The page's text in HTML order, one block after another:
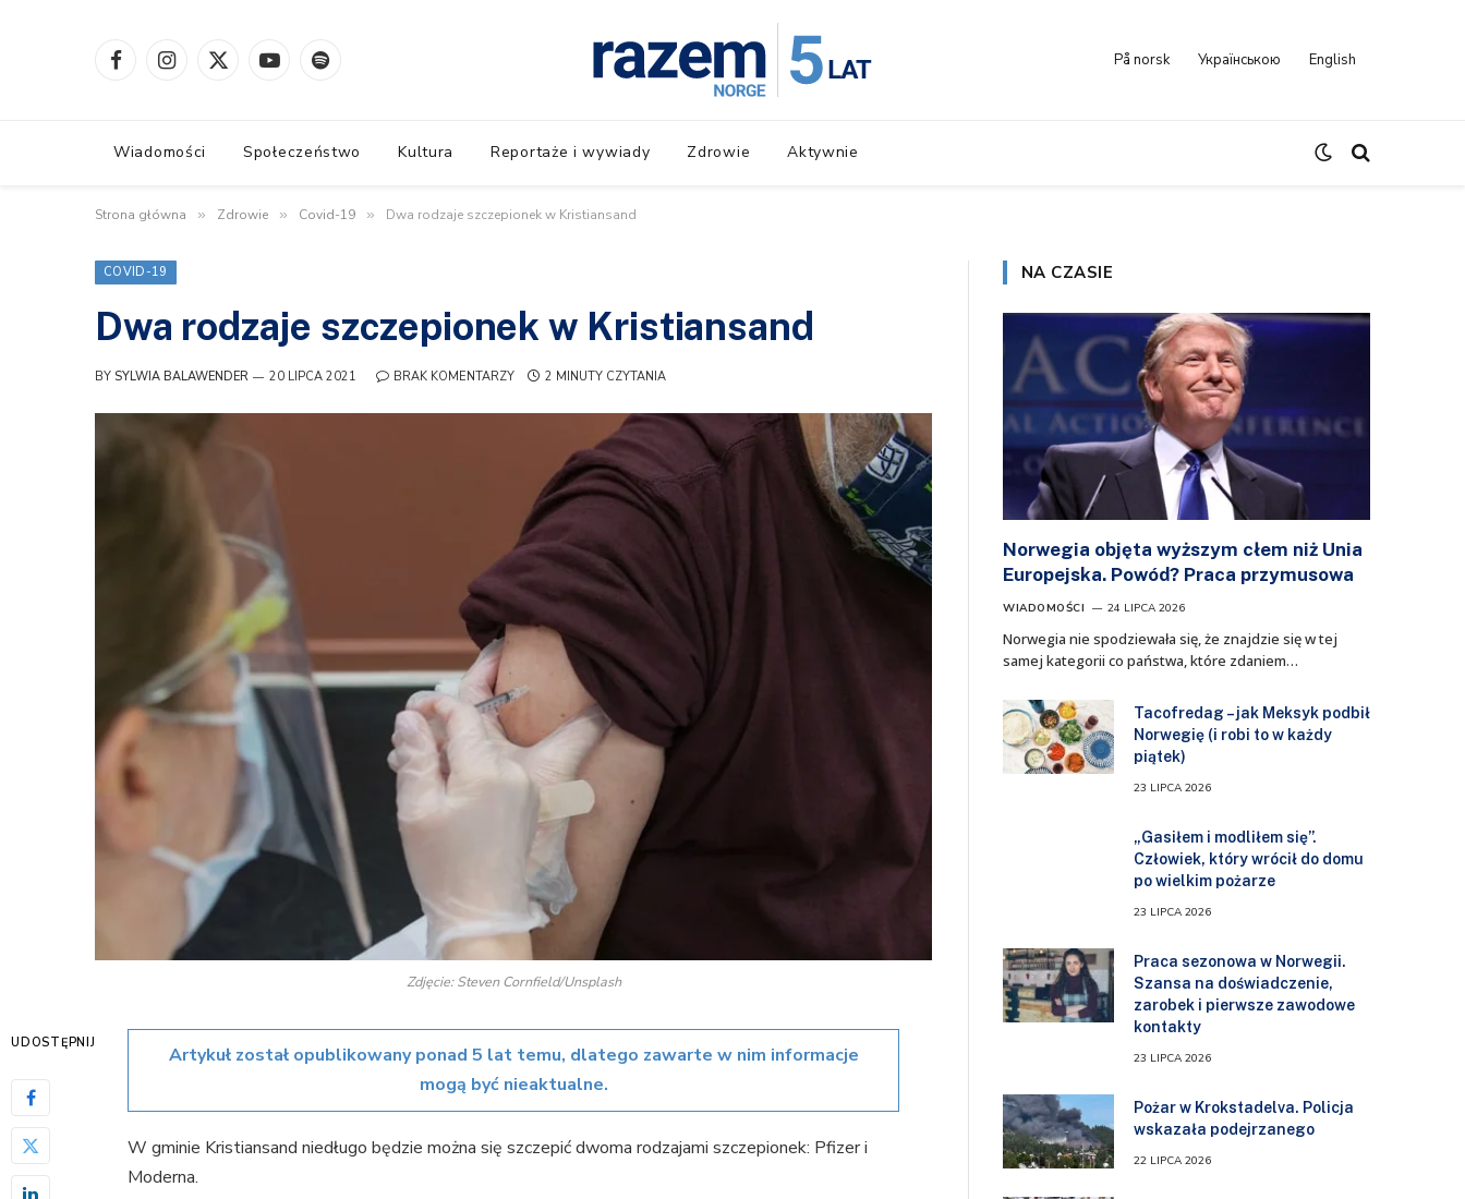
FacebookInstagram
X
YouTubeSpotify På norsk Українською English
Wiadomości Społeczeństwo Kultura Reportaże i wywiady Zdrowie Aktywnie
Strona główna » Zdrowie » Covid-19 » Dwa rodzaje szczepionek w Kristiansand
COVID-19
Dwa rodzaje szczepionek w Kristiansand
BY SYLWIA BALAWENDER 20 LIPCA 2021 BRAK KOMENTARZY 2 MINUTY CZYTANIA
Zdjęcie: Steven Cornfield/Unsplash
UDOSTĘPNIJ
Artykuł został opublikowany ponad 5 lat temu, dlatego zawarte w nim informacje
mogą być nieaktualne.
W gminie Kristiansand niedługo będzie można się szczepić dwoma rodzajami szczepionek: Pfizer i
Moderna.
NA CZASIE
Norwegia objęta wyższym cłem niż Unia
Europejska. Powód? Praca przymusowa
WIADOMOŚCI 24 LIPCA 2026
Norwegia nie spodziewała się, że znajdzie się w tej
samej kategorii co państwa, które zdaniem…
Tacofredag – jak Meksyk podbił
Norwegię (i robi to w każdy
piątek)
23 LIPCA 2026
„Gasiłem i modliłem się”.
Człowiek, który wrócił do domu
po wielkim pożarze
23 LIPCA 2026
Praca sezonowa w Norwegii.
Szansa na doświadczenie,
zarobek i pierwsze zawodowe
kontakty
23 LIPCA 2026
Pożar w Krokstadelva. Policja
wskazała podejrzanego
22 LIPCA 2026